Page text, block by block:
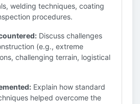
welding techniques, coating
procedures.
Discuss challenges
(e.g., extreme
challenging terrain, logistical
Explain how standard
helped overcome the